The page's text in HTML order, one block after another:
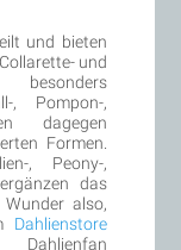
und bieten
und
besonders
, Pompon-,
dagegen
Formen.
, Peony-,
das
also,
Dahlienstore